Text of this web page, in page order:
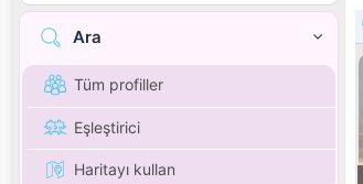
Ara
Tüm profiller
Eşleştirici
Haritayı kullan